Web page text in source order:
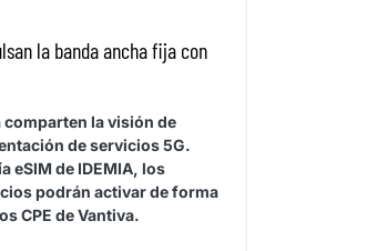
la banda ancha fija con
comparten la visión de
de servicios 5G.
eSIM de IDEMIA, los
podrán activar de forma
CPE de Vantiva.